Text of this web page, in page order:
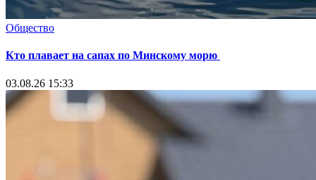
Общество
Кто плавает на сапах по Минскому морю
03.08.26 15:33